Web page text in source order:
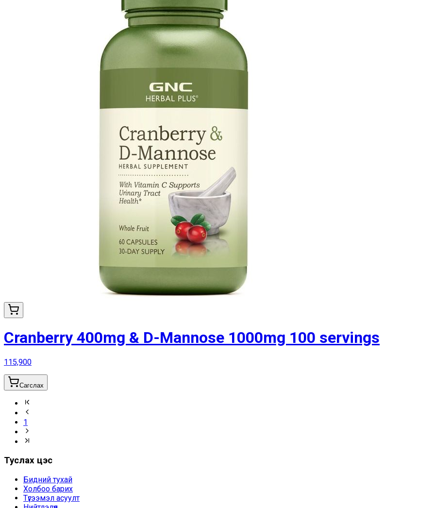
Cranberry 400mg & D-Mannose 1000mg 100 servings
115,900
Сагслах
1
Туслах цэс
Бидний тухай
Холбоо барих
Түгээмэл асуулт